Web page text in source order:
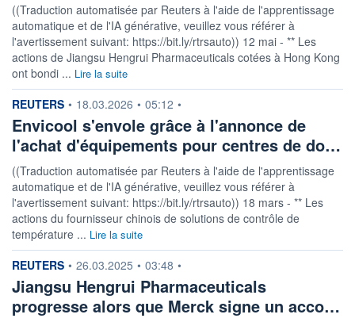
((Traduction automatisée par Reuters à l'aide de l'apprentissage
automatique et de l'IA générative, veuillez vous référer à
l'avertissement suivant: https://bit.ly/rtrsauto)) 12 mai - ** Les
actions de Jiangsu Hengrui Pharmaceuticals cotées à Hong Kong
ont bondi ... Lire la suite
information fournie par
REUTERS • 18.03.2026 • 05:12 •
Envicool s'envole grâce à l'annonce de
l'achat d'équipements pour centres de do…
((Traduction automatisée par Reuters à l'aide de l'apprentissage
automatique et de l'IA générative, veuillez vous référer à
l'avertissement suivant: https://bit.ly/rtrsauto)) 18 mars - ** Les
actions du fournisseur chinois de solutions de contrôle de
température ... Lire la suite
information fournie par
REUTERS • 26.03.2025 • 03:48 •
Jiangsu Hengrui Pharmaceuticals
progresse alors que Merck signe un acco…